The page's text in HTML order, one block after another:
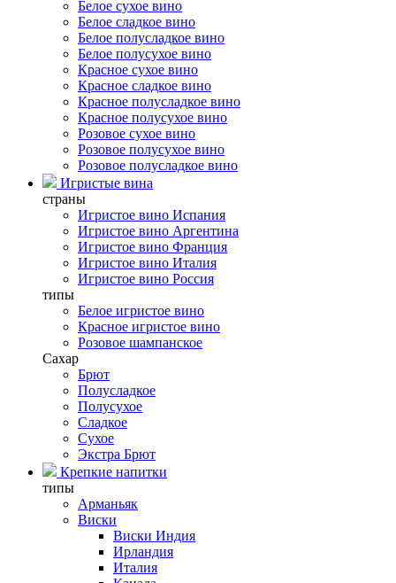
Белое сухое вино
Белое сладкое вино
Белое полусладкое вино
Белое полусухое вино
Красное сухое вино
Красное сладкое вино
Красное полусладкое вино
Красное полусухое вино
Розовое сухое вино
Розовое полусухое вино
Розовое полусладкое вино
Игристые вина
страны
Игристое вино Испания
Игристое вино Аргентина
Игристое вино Франция
Игристое вино Италия
Игристое вино Россия
типы
Белое игристое вино
Красное игристое вино
Розовое шампанское
Сахар
Брют
Полусладкое
Полусухое
Сладкое
Сухое
Экстра Брют
Крепкие напитки
типы
Арманьяк
Виски
Виски Индия
Ирландия
Италия